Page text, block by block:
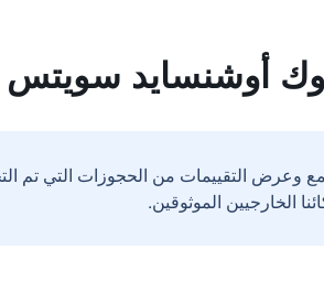
أوشنسايد سويتس
وعرض التقييمات من الحجوزات التي تم